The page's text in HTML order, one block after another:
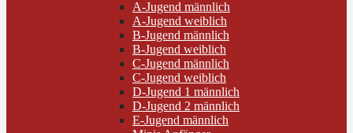
A-Jugend männlich
A-Jugend weiblich
B-Jugend männlich
B-Jugend weiblich
C-Jugend männlich
C-Jugend weiblich
D-Jugend 1 männlich
D-Jugend 2 männlich
E-Jugend männlich